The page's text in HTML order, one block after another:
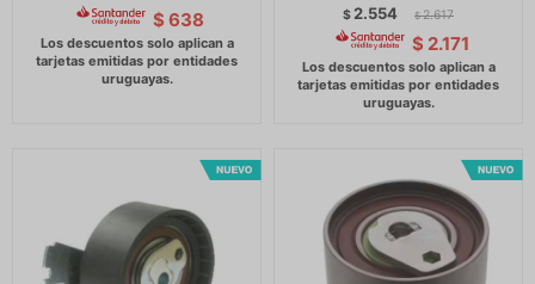
$ 638 $ 2.554 $ 2.617
$ 2.171